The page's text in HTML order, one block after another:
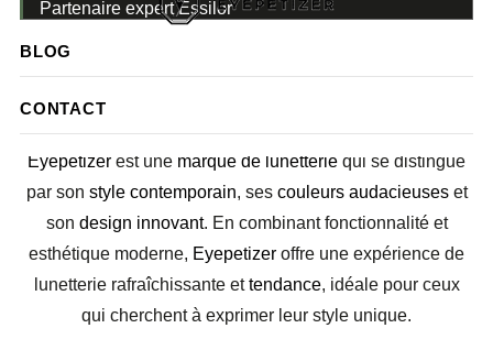
Partenaire expert Essilor
BLOG
CONTACT
STYLE CONTEMPORAIN, COULEURS
Eyepetizer est une marque de lunetterie qui se distingue
par son style contemporain, ses couleurs audacieuseset
son design innovant. En combinant fonctionnalité et
esthétique moderne, Eyepetizer offre une expérience de
lunetterie rafraîchissante ettendance, idéale pour ceux
qui cherchent à exprimer leur style unique.